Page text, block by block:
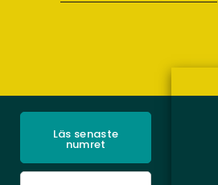
Läs senaste
numret